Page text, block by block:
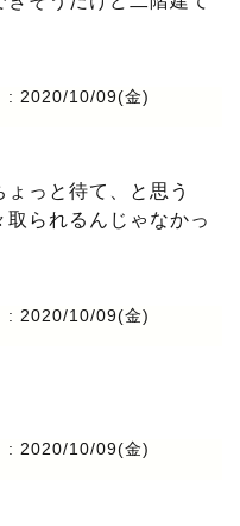
: 2020/10/09(金)
っと待て、と思う
られるんじゃなかっ
: 2020/10/09(金)
: 2020/10/09(金)